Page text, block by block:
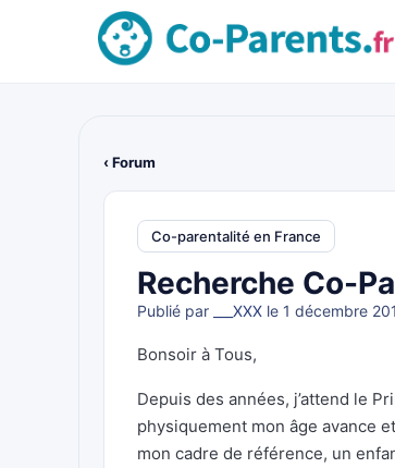
‹ Forum
Co-parentalité en France
Recherche Co-
Publié par ___XXX le 1 décembre
Bonsoir à Tous,
Depuis des années, j’attend le
physiquement mon âge avance
mon cadre de référence, un